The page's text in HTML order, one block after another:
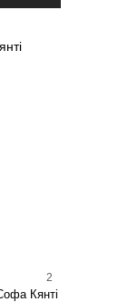
2
Кянті